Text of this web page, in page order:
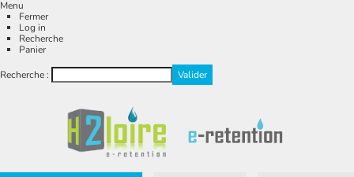
Menu
Fermer
Log in
Recherche
Panier
Recherche :